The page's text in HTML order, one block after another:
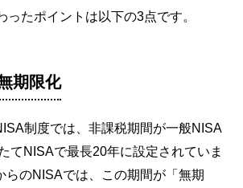
ったポイントは以下の3点です。
期限化
制度では、非課税期間が一般NISA
てNISAで最長20年に設定されていま
らのNISAでは、この期間が「無期